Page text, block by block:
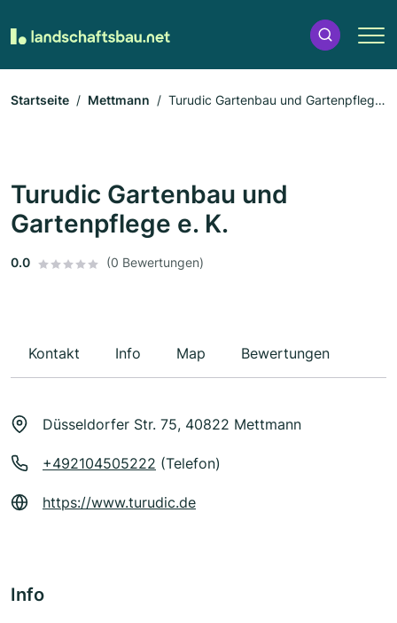
Startseite Mettmann
Turudic Gartenbau und Gartenpflege
Turudic Gartenbau und
Gartenpflege e. K.
0.0 (0 Bewertungen)
Kontakt Info Map Bewertungen
Düsseldorfer Str. 75, 40822 Mettmann
+492104505222 (Telefon)
https://www.turudic.de
Info